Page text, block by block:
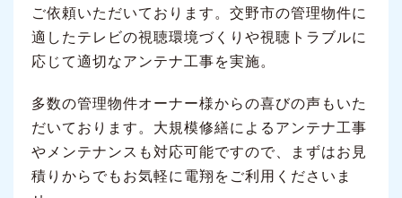
ご依頼いただいております。交野市の管理物件に
適したテレビの視聴環境づくりや視聴トラブルに
応じて適切なアンテナ工事を実施。
多数の管理物件オーナー様からの喜びの声もいた
だいております。大規模修繕によるアンテナ工事
やメンテナンスも対応可能ですので、まずはお見
積りからでもお気軽に電翔をご利用くださいま